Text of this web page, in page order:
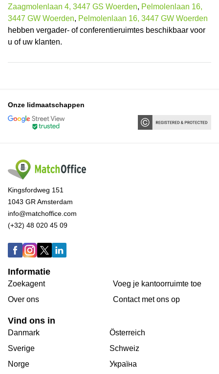
Zaagmolenlaan 4, 3447 GS Woerden, Pelmolenlaan 16,
3447 GW Woerden, Pelmolenlaan 16, 3447 GW Woerden
hebben vergader- of conferentieruimtes beschikbaar voor
u of uw klanten.
Onze lidmaatschappen
Kingsfordweg 151
1043 GR Amsterdam
info@matchoffice.com
(+32) 48 020 45 09
Informatie
Zoekagent
Over ons
Voeg je kantoorruimte toe
Сontact met ons op
Vind ons in
Danmark
Sverige
Norge
Österreich
Schweiz
Україна